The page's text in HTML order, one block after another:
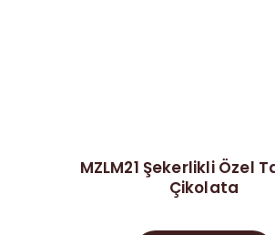
MZLM21 Şekerlikli Özel
Çikolata